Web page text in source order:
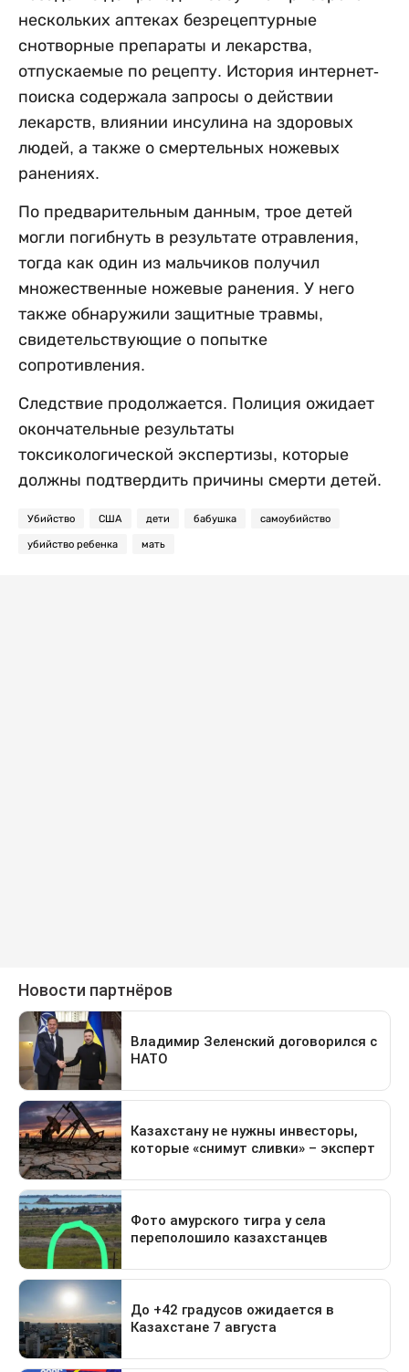
нескольких аптеках безрецептурные
снотворные препараты и лекарства,
отпускаемые по рецепту. История интернет-
поиска содержала запросы о действии
лекарств, влиянии инсулина на здоровых
людей, а также о смертельных ножевых
ранениях.
По предварительным данным, трое детей
могли погибнуть в результате отравления,
тогда как один из мальчиков получил
множественные ножевые ранения. У него
также обнаружили защитные травмы,
свидетельствующие о попытке
сопротивления.
Следствие продолжается. Полиция ожидает
окончательные результаты
токсикологической экспертизы, которые
должны подтвердить причины смерти детей.
Убийство США дети бабушка самоубийство
убийство ребенка мать